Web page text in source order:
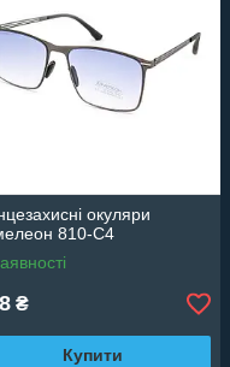
окуляри
810-C4
₴
Купити